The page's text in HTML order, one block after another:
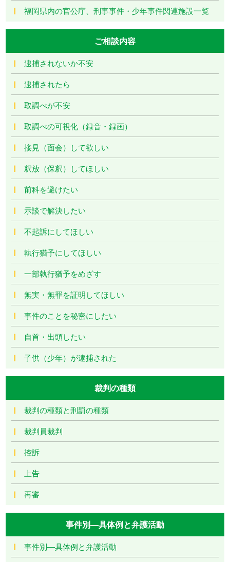
福岡県内の官公庁、刑事事件・少年事件関連施設一覧
ご相談内容
逮捕されないか不安
逮捕されたら
取調べが不安
取調べの可視化（録音・録画）
接見（面会）して欲しい
釈放（保釈）してほしい
前科を避けたい
示談で解決したい
不起訴にしてほしい
執行猶予にしてほしい
一部執行猶予をめざす
無実・無罪を証明してほしい
事件のことを秘密にしたい
自首・出頭したい
子供（少年）が逮捕された
裁判の種類
裁判の種類と刑罰の種類
裁判員裁判
控訴
上告
再審
事件別―具体例と弁護活動
事件別―具体例と弁護活動